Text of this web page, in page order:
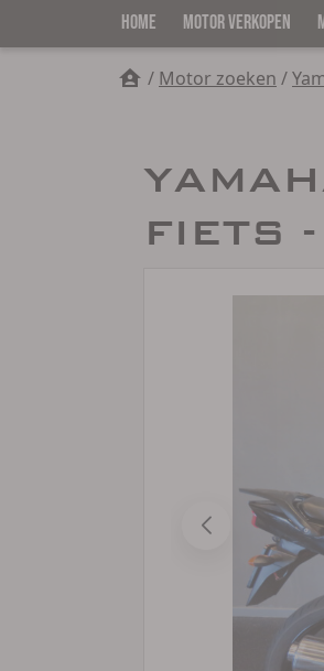
HOME MOTOR VERKOPEN
/ Motor zoeken /
FIETS